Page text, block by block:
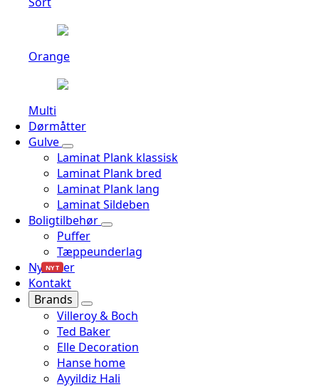
Orange
Multi
Dørmåtter
Gulve
Laminat Plank klassisk
Laminat Plank bred
Laminat Plank lang
Laminat Sildeben
Boligtilbehør
Puffer
Tæppeunderlag
Nyheder
NYT
Kontakt
Brands
Villeroy & Boch
Ted Baker
Elle Decoration
Hanse home
Ayyildiz Hali